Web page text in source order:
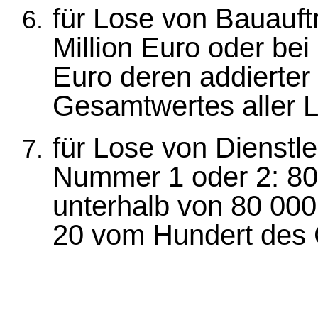
für Lose von
Million Euro oder
Euro deren
Gesamtwertes aller
für Lose von
Nummer 1 oder 2:
unterhalb von 80
20 vom Hundert